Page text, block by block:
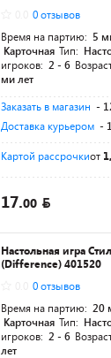
0 отзывов
Время на партию: 5
Карточная Тип:
игроков: 2 - 6
ми лет
Заказать в магазин -
Доставка курьером -
Картой рассрочкиот
17.00
Настольная игра
(Difference) 401520
0 отзывов
Время на партию: 20
Карточная Тип:
игроков: 2 - 6
лет